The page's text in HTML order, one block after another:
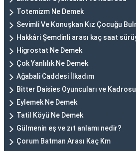
Totemizm Ne Demek
Sevimli Ve Konuşkan Kız Çocuğu
Hakkâri Şemdinli arası kaç saat
Higrostat Ne Demek
Çok Yanlılık Ne Demek
Ağabali Caddesi İlkadım
Bitter Daisies Oyuncuları ve Kadrosu
Eylemek Ne Demek
Tatil Köyü Ne Demek
Gülmenin eş ve zıt anlamı nedir?
Çorum Batman Arası Kaç Km